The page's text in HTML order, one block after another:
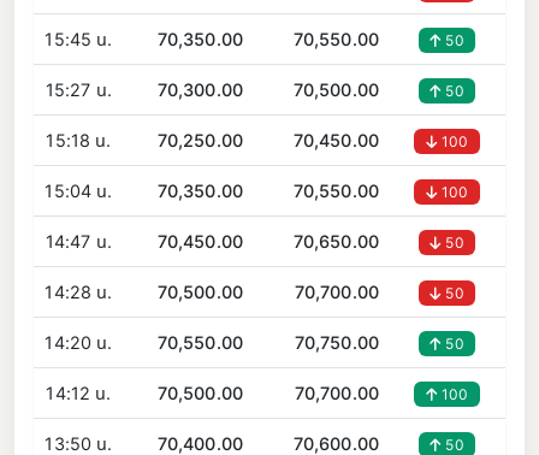
15:45 น. 70,350.00 70,550.00 50
15:27 น. 70,300.00 70,500.00 50
15:18 น. 70,250.00 70,450.00 100
15:04 น. 70,350.00 70,550.00 100
14:47 น. 70,450.00 70,650.00 50
14:28 น. 70,500.00 70,700.00 50
14:20 น. 70,550.00 70,750.00 50
14:12 น. 70,500.00 70,700.00 100
13:50 น. 70,400.00 70,600.00 50